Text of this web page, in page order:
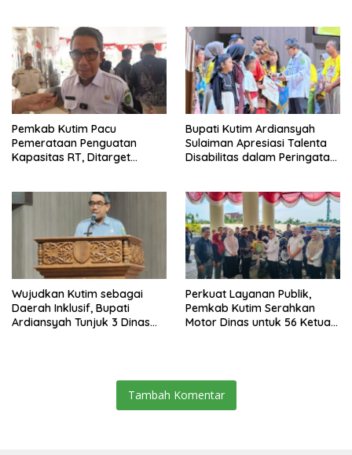
Pemkab Kutim Pacu
Pemerataan Penguatan
Kapasitas RT, Ditarget
Bupati Kutim Ardiansyah
Sulaiman Apresiasi Talenta
Disabilitas dalam Peringatan
Wujudkan Kutim sebagai
Daerah Inklusif, Bupati
Ardiansyah Tunjuk 3 Dinas
Perkuat Layanan Publik,
Pemkab Kutim Serahkan
Motor Dinas untuk 56 Ketua
Tambah Komentar